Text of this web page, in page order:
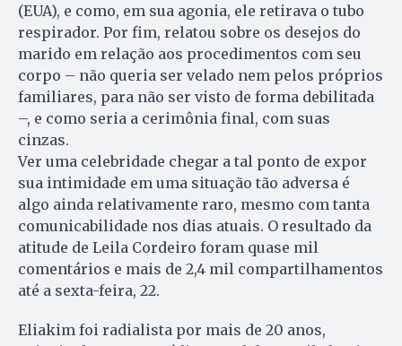
(EUA), e como, em sua agonia, ele retirava o tubo
respirador. Por fim, relatou sobre os desejos do
marido em relação aos procedimentos com seu
corpo – não queria ser velado nem pelos próprios
familiares, para não ser visto de forma debilitada
–, e como seria a cerimônia final, com suas
cinzas.
Ver uma celebridade chegar a tal ponto de expor
sua intimidade em uma situação tão adversa é
algo ainda relativamente raro, mesmo com tanta
comunicabilidade nos dias atuais. O resultado da
atitude de Leila Cordeiro foram quase mil
comentários e mais de 2,4 mil compartilhamentos
até a sexta-feira, 22.
Eliakim foi radialista por mais de 20 anos,